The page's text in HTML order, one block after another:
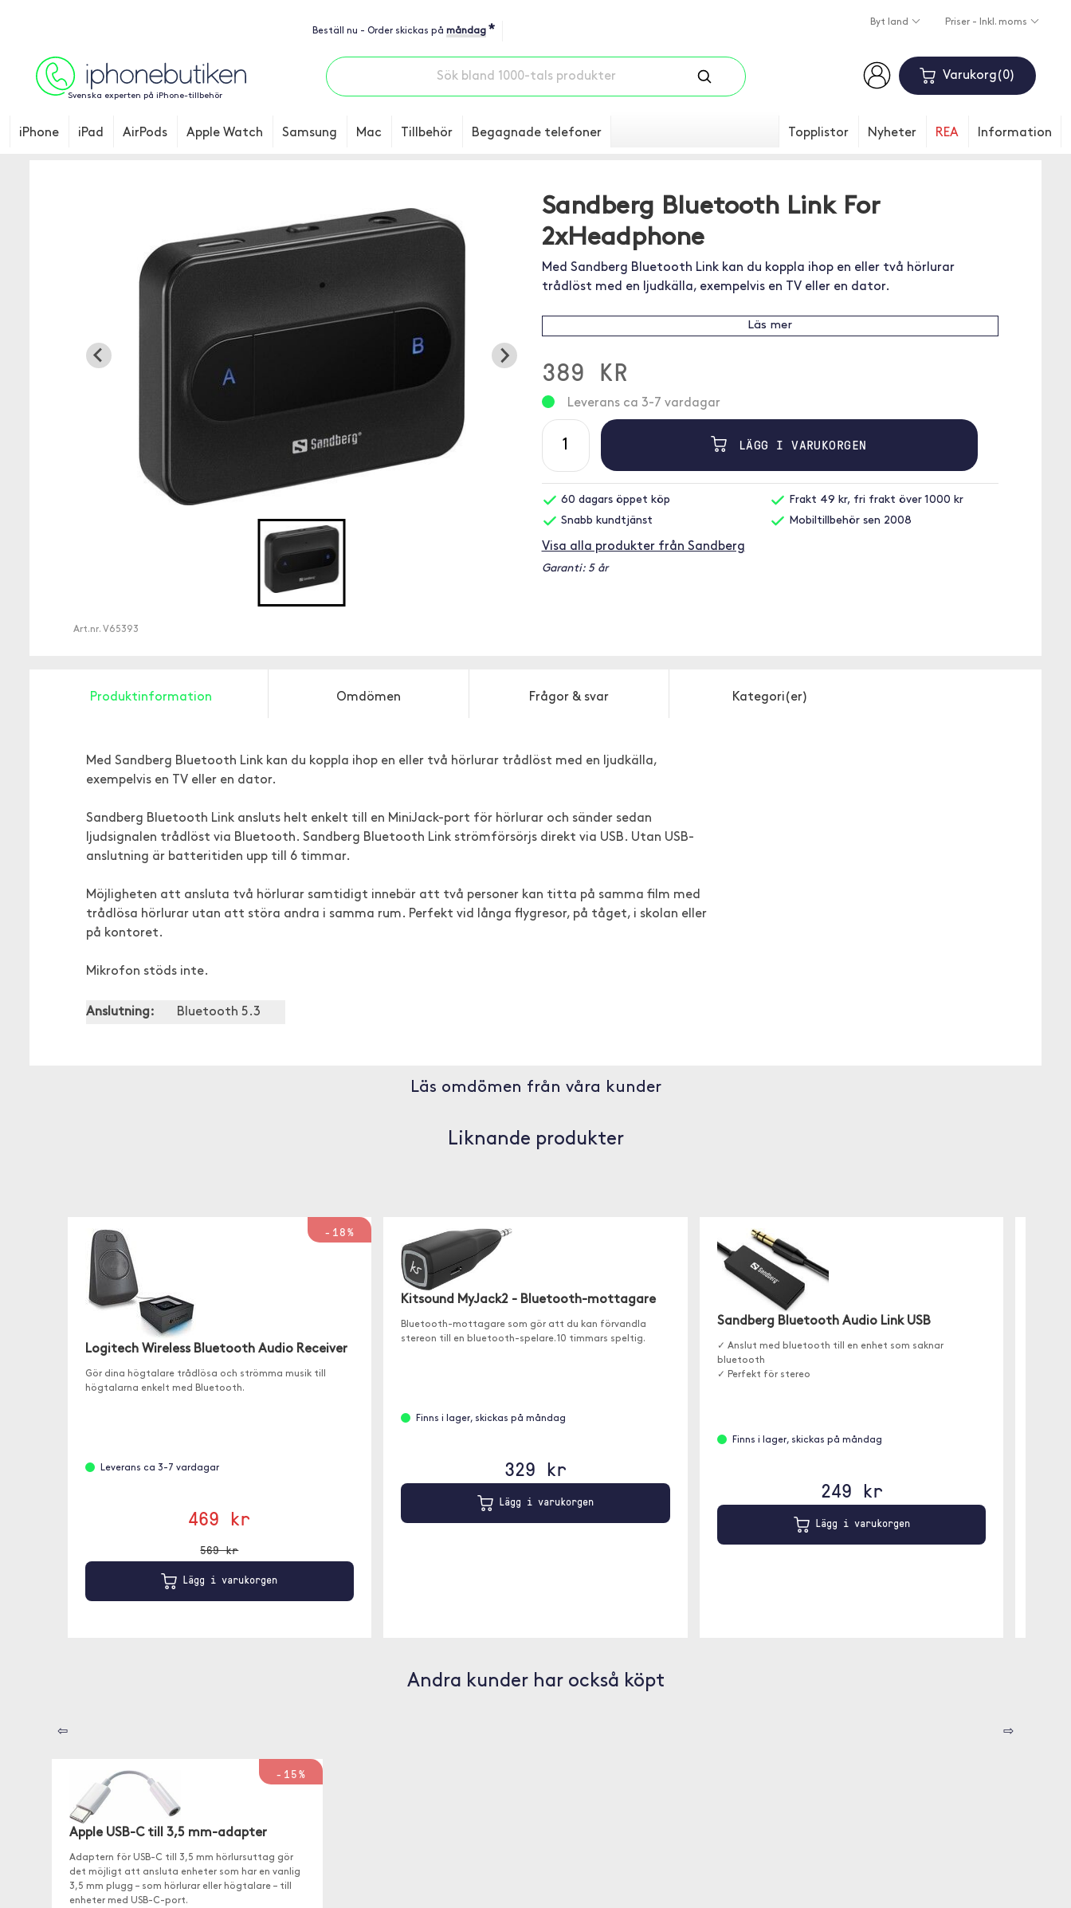
Beställ nu - Order skickas på måndag *
Byt land Priser - Inkl. moms
Svenska experten på iPhone-tillbehör
Varukorg 0
iPhone iPad AirPods Apple Watch Samsung Mac Tillbehör Begagnade telefoner Topplistor Nyheter REA Information
Art.nr. V65393
Sandberg Bluetooth Link For
2xHeadphone
Med Sandberg Bluetooth Link kan du koppla ihop en eller två hörlurar
trådlöst med en ljudkälla, exempelvis en TV eller en dator.
Läs mer
389 KR
Leverans ca 3-7 vardagar
LÄGG I VARUKORGEN
60 dagars öppet köp
Frakt 49 kr, fri frakt över 1000 kr
Snabb kundtjänst
Mobiltillbehör sen 2008
Visa alla produkter från Sandberg
Garanti: 5 år
Produktinformation Omdömen Frågor & svar Kategori(er)
Med Sandberg Bluetooth Link kan du koppla ihop en eller två hörlurar trådlöst med en ljudkälla,
exempelvis en TV eller en dator.
Sandberg Bluetooth Link ansluts helt enkelt till en MiniJack-port för hörlurar och sänder sedan
ljudsignalen trådlöst via Bluetooth. Sandberg Bluetooth Link strömförsörjs direkt via USB. Utan USB-
anslutning är batteritiden upp till 6 timmar.
Möjligheten att ansluta två hörlurar samtidigt innebär att två personer kan titta på samma film med
trådlösa hörlurar utan att störa andra i samma rum. Perfekt vid långa flygresor, på tåget, i skolan eller
på kontoret.
Mikrofon stöds inte.
Anslutning: Bluetooth 5.3
Läs omdömen från våra kunder
Liknande produkter
-18%
Logitech Wireless Bluetooth Audio Receiver
Gör dina högtalare trådlösa och strömma musik till
högtalarna enkelt med Bluetooth.
Leverans ca 3-7 vardagar
469 kr
569 kr
Lägg i varukorgen
Kitsound MyJack2 - Bluetooth-mottagare
Bluetooth-mottagare som gör att du kan förvandla
stereon till en bluetooth-spelare. 10 timmars speltig.
Finns i lager, skickas på måndag
329 kr
Lägg i varukorgen
Sandberg Bluetooth Audio Link USB
✓ Anslut med bluetooth till en enhet som saknar
bluetooth
✓ Perfekt för stereo
Finns i lager, skickas på måndag
249 kr
Lägg i varukorgen
Andra kunder har också köpt
⇦ ⇨
-15%
Apple USB-C till 3,5 mm-adapter
Adaptern för USB-C till 3,5 mm hörlursuttag gör
det möjligt att ansluta enheter som har en vanlig
3,5 mm plugg – som hörlurar eller högtalare – till
enheter med USB-C-port.